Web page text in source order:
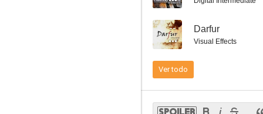
-- Darfur
Visual Effects
Ver todo